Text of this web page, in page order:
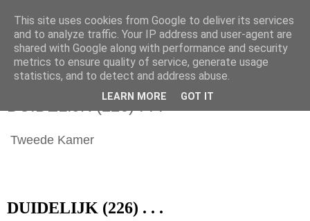
woensdag 20 december 2023
DUIDELIJK (226) . . .
Tweede Kamer
DUIDELIJK (226) . . .
This site uses cookies from Google to deliver its services
and to analyze traffic. Your IP address and user-agent are
shared with Google along with performance and security
metrics to ensure quality of service, generate usage
statistics, and to detect and address abuse.
LEARN MORE GOT IT